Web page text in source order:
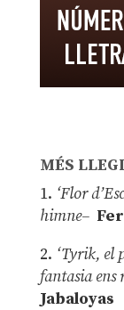
MÉS
1. ‘Flor
himne–
2. ‘Tyrik, el
fantasia ens
Jabaloyas